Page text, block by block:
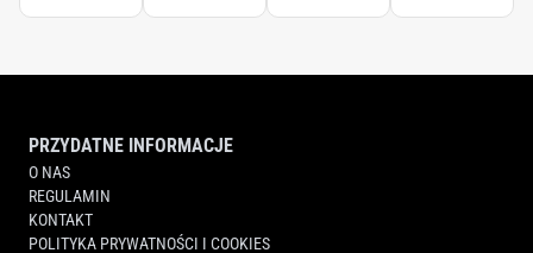
PRZYDATNE INFORMACJE
O NAS
REGULAMIN
KONTAKT
POLITYKA PRYWATNOŚCI I COOKIES